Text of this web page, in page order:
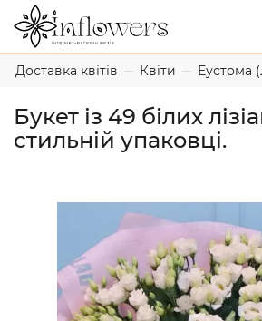
Доставка квітів Квіти Еустома
Букет із 49 білих
стильній упаковці.